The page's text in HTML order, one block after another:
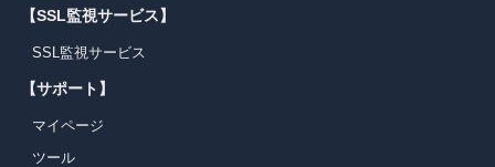
【SSL監視サービス】
SSL監視サービス
【サポート】
マイページ
ツール